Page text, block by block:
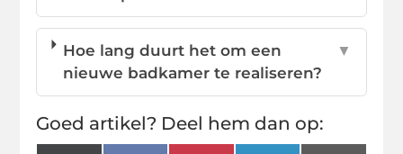
Hoe lang duurt het om een
nieuwe badkamer te realiseren?
▼
Goed artikel? Deel hem dan op: